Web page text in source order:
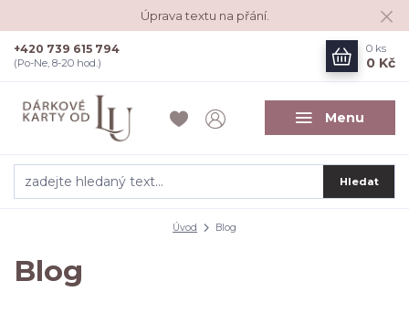
Úprava textu na přání.
Menu
Hledat
+420 739 615 794
(Po-Ne, 8-20 hod.)
0 ks
0 Kč
Úvod Blog
Blog